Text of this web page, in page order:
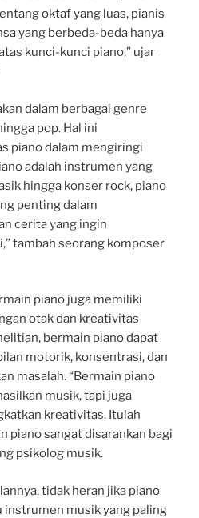
oktaf yang luas, pianis
yang berbeda-beda hanya
kunci-kunci piano,” ujar
dalam berbagai genre
pop. Hal ini
piano dalam mengiringi
adalah instrumen yang
hingga konser rock, piano
penting dalam
cerita yang ingin
tambah seorang komposer
piano juga memiliki
otak dan kreativitas
bermain piano dapat
motorik, konsentrasi, dan
masalah. “Bermain piano
musik, tapi juga
kreativitas. Itulah
piano sangat disarankan bagi
psikolog musik.
tidak heran jika piano
instrumen musik yang paling